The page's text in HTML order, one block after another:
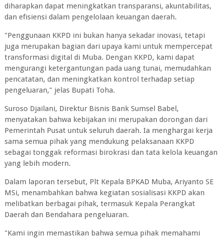
diharapkan dapat meningkatkan transparansi, akuntabilitas,
dan efisiensi dalam pengelolaan keuangan daerah.
"Penggunaan KKPD ini bukan hanya sekadar inovasi, tetapi
juga merupakan bagian dari upaya kami untuk mempercepat
transformasi digital di Muba. Dengan KKPD, kami dapat
mengurangi ketergantungan pada uang tunai, memudahkan
pencatatan, dan meningkatkan kontrol terhadap setiap
pengeluaran," jelas Bupati Toha.
Suroso Djailani, Direktur Bisnis Bank Sumsel Babel,
menyatakan bahwa kebijakan ini merupakan dorongan dari
Pemerintah Pusat untuk seluruh daerah. Ia menghargai kerja
sama semua pihak yang mendukung pelaksanaan KKPD
sebagai tonggak reformasi birokrasi dan tata kelola keuangan
yang lebih modern.
Dalam laporan tersebut, Plt Kepala BPKAD Muba, Ariyanto SE
MSi, menambahkan bahwa kegiatan sosialisasi KKPD akan
melibatkan berbagai pihak, termasuk Kepala Perangkat
Daerah dan Bendahara pengeluaran.
"Kami ingin memastikan bahwa semua pihak memahami